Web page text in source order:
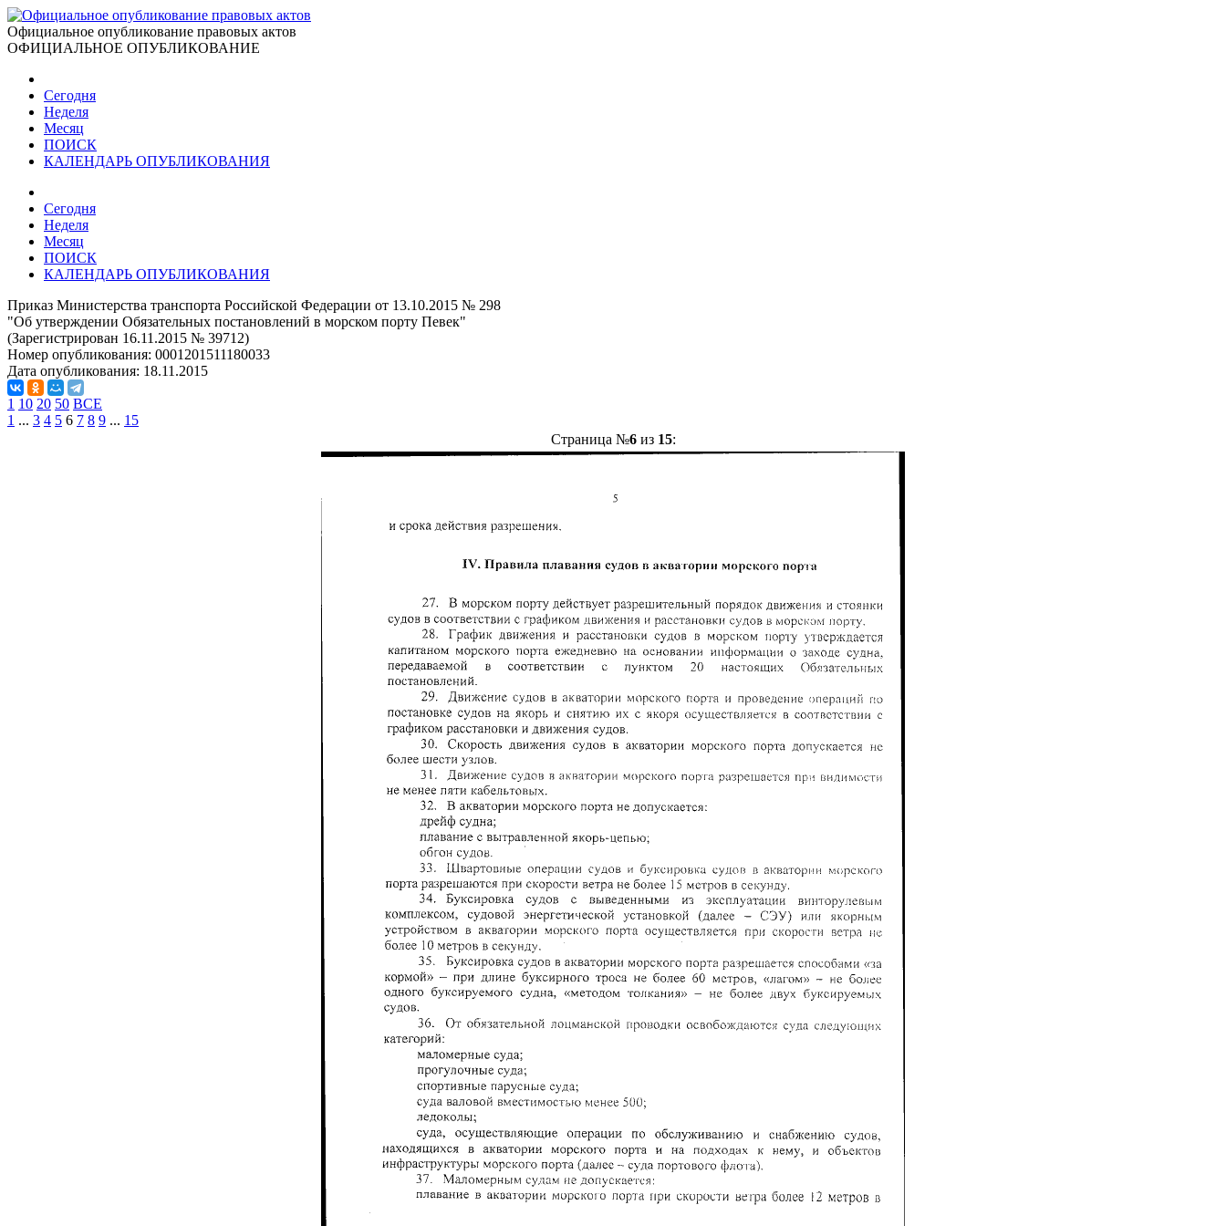
Официальное опубликование правовых актов
ОФИЦИАЛЬНОЕ ОПУБЛИКОВАНИЕ
Сегодня
Неделя
Месяц
ПОИСК
КАЛЕНДАРЬ ОПУБЛИКОВАНИЯ
Сегодня
Неделя
Месяц
ПОИСК
КАЛЕНДАРЬ ОПУБЛИКОВАНИЯ
Приказ Министерства транспорта Российской Федерации от 13.10.2015 № 298
"Об утверждении Обязательных постановлений в морском порту Певек"
(Зарегистрирован 16.11.2015 № 39712)
Номер опубликования: 0001201511180033
Дата опубликования: 18.11.2015
1 10 20 50 ВСЕ
1 ... 3 4 5 6 7 8 9 ... 15
Страница №6из 15: